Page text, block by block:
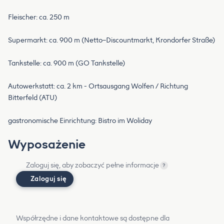
Fleischer: ca. 250 m
Supermarkt: ca. 900 m (Netto–Discountmarkt, Krondorfer Straße)
Tankstelle: ca. 900 m (GO Tankstelle)
Autowerkstatt: ca. 2 km - Ortsausgang Wolfen / Richtung
Bitterfeld (ATU)
gastronomische Einrichtung: Bistro im Woliday
Wyposażenie
Zaloguj się, aby zobaczyć pełne informacje ?
Zaloguj się
Współrzędne i dane kontaktowe są dostępne dla